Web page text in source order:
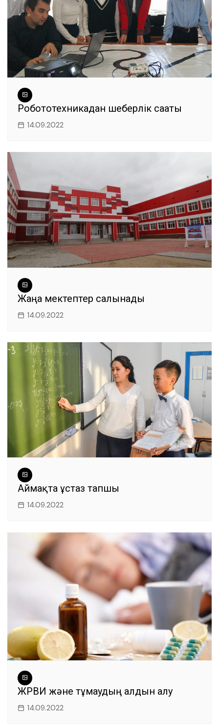
Робототехникадан шеберлік сағаты
14.09.2022
Жаңа мектептер салынады
14.09.2022
Аймақта ұстаз тапшы
14.09.2022
ЖРВИ және тұмаудың алдын алу
14.09.2022